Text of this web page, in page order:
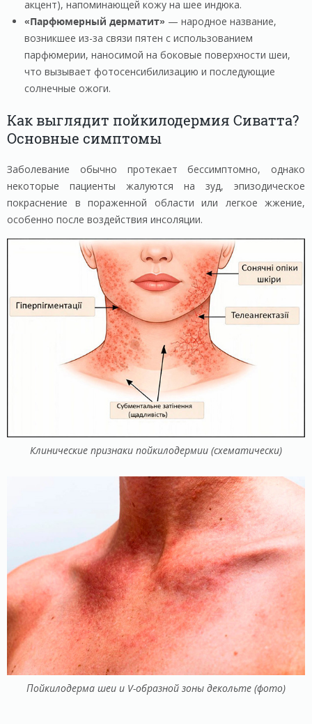
акцент), напоминающей кожу на шее индюка.
«Парфюмерный дерматит» — народное название,
возникшее из-за связи пятен с использованием
парфюмерии, наносимой на боковые поверхности шеи,
что вызывает фотосенсибилизацию и последующие
солнечные ожоги.
Как выглядит пойкилодермия Сиватта?
Основные симптомы
Заболевание обычно протекает бессимптомно, однако
некоторые пациенты жалуются на зуд, эпизодическое
покраснение в пораженной области или легкое жжение,
особенно после воздействия инсоляции.
Клинические признаки пойкилодермии (схематически)
Пойкилодерма шеи и V-образной зоны декольте (фото)